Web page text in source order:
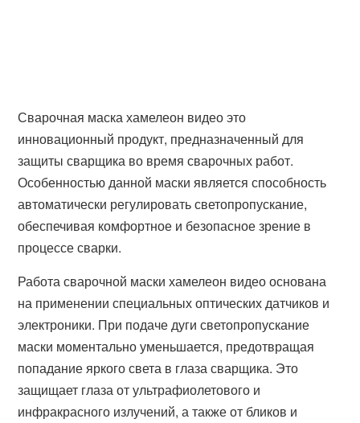
Сварочная маска хамелеон видео это
инновационный продукт, предназначенный для
защиты сварщика во время сварочных работ.
Особенностью данной маски является способность
автоматически регулировать светопропускание,
обеспечивая комфортное и безопасное зрение в
процессе сварки.
Работа сварочной маски хамелеон видео основана
на применении специальных оптических датчиков и
электроники. При подаче дуги светопропускание
маски моментально уменьшается, предотвращая
попадание яркого света в глаза сварщика. Это
защищает глаза от ультрафиолетового и
инфракрасного излучений, а также от бликов и